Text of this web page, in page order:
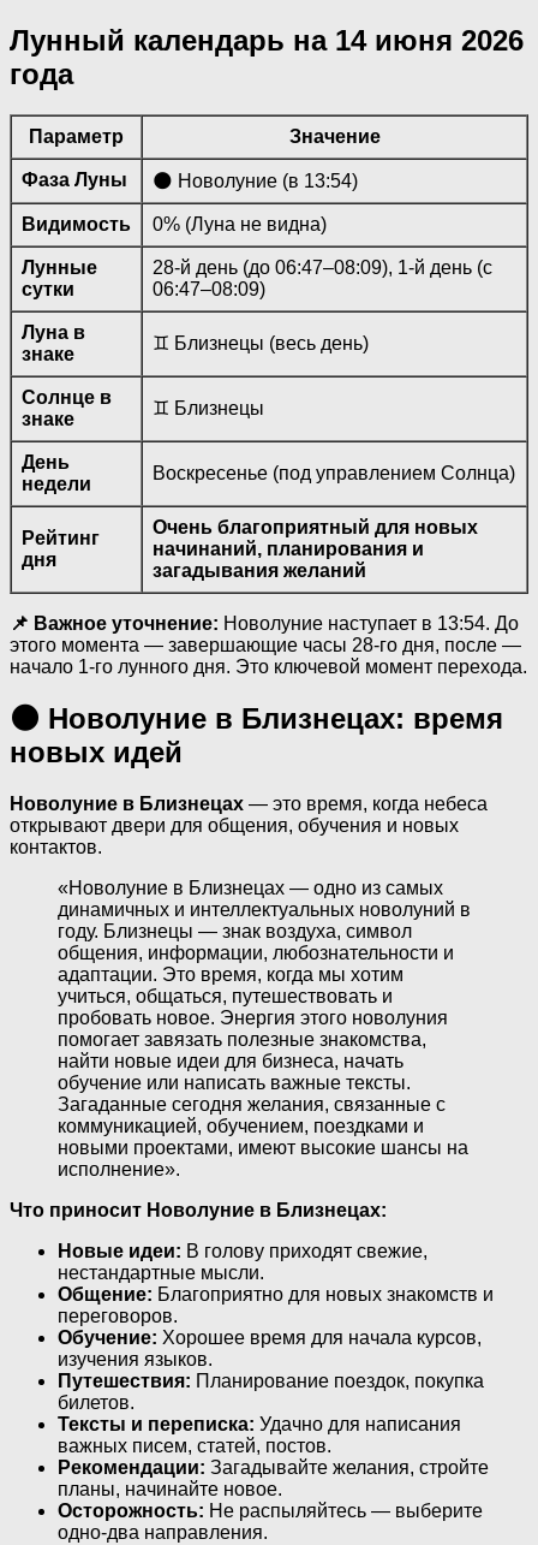
Лунный календарь на 14 июня 2026
года
Параметр Значение
Фаза Луны 🌑 Новолуние (в 13:54)
Видимость 0% (Луна не видна)
Лунные
сутки
28-й день (до 06:47–08:09), 1-й день (с
06:47–08:09)
Луна в
знаке
♊ Близнецы (весь день)
Солнце в
знаке
♊ Близнецы
День
недели
Воскресенье (под управлением Солнца)
Рейтинг
дня
Очень благоприятный для новых
начинаний, планирования и
загадывания желаний
📌 Важное уточнение: Новолуние наступает в 13:54. До
этого момента — завершающие часы 28-го дня, после —
начало 1-го лунного дня. Это ключевой момент перехода.
🌑 Новолуние в Близнецах: время
новых идей
Новолуние в Близнецах — это время, когда небеса
открывают двери для общения, обучения и новых
контактов.
«Новолуние в Близнецах — одно из самых
динамичных и интеллектуальных новолуний в
году. Близнецы — знак воздуха, символ
общения, информации, любознательности и
адаптации. Это время, когда мы хотим
учиться, общаться, путешествовать и
пробовать новое. Энергия этого новолуния
помогает завязать полезные знакомства,
найти новые идеи для бизнеса, начать
обучение или написать важные тексты.
Загаданные сегодня желания, связанные с
коммуникацией, обучением, поездками и
новыми проектами, имеют высокие шансы на
исполнение».
Что приносит Новолуние в Близнецах:
Новые идеи: В голову приходят свежие,
нестандартные мысли.
Общение: Благоприятно для новых знакомств и
переговоров.
Обучение: Хорошее время для начала курсов,
изучения языков.
Путешествия: Планирование поездок, покупка
билетов.
Тексты и переписка: Удачно для написания
важных писем, статей, постов.
Рекомендации: Загадывайте желания, стройте
планы, начинайте новое.
Осторожность: Не распыляйтесь — выберите
одно-два направления.